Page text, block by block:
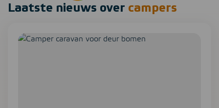
Laatste nieuws over campers